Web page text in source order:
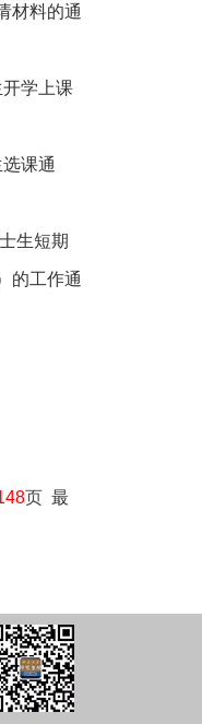
材料的通
学上课
课通
生短期
的工作通
页 最